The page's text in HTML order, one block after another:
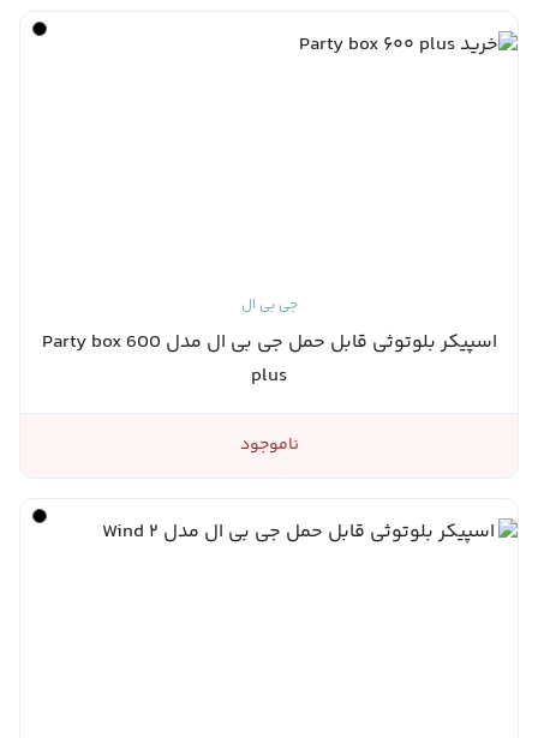
جی بی ال
اسپیکر بلوتوثی قابل حمل جی بی ال مدل Party box 600
plus
ناموجود